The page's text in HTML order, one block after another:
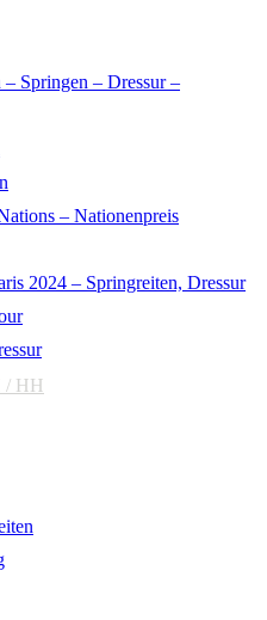
Springen – Dressur –
– Nationenpreis
2024 – Springreiten, Dressur
/ HH